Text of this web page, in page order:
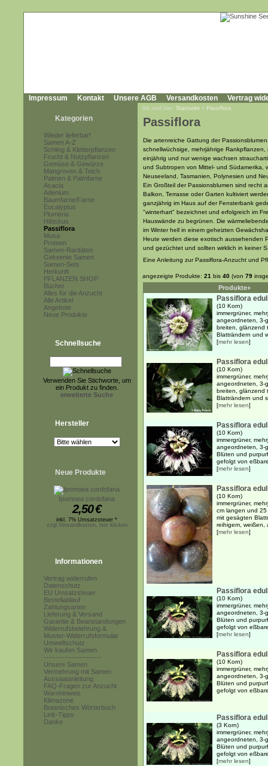
Impressum Kontakt Unsere AGB Versandkosten Vertrag
Kategorien
Wieder lieferbar!
Samen A-Z
Schling & Kletterpflanzen
Frucht & Nutzpflanzen
Gemüse & Gewürze
Mangroven & Teich
Palmen & Palmfarne
Acacia
Adenium
Baumfarne/Farne
Eucalyptus
Plumeria
Hibiskus
Passiflora
Musa
Proteen
Samen-Raritäten
Gekeimte Samen
Samen-Sets
Herkunft
PFLANZEN SHOP
Bücher
Alles für die Anzucht
Alle Artikel
Angebote
Neue Produkte
Schnellsuche
Verwenden Sie Stichworte, um
ein Produkt zu finden.
erweiterte Suche
Hersteller
Neue Produkte
Ipomoea cordofana
2,50€
inkl. 7% Umsatzsteuer *
zzgl.Versandkosten, hier klicken
Informationen
Vertrag widerrufen
Datenschutz
EU Umsatzsteuer
Bestellablauf
Zahlungsarten
Lieferung & Versand
Garantie & Beanstandungen
Widerrufsbelehrung &
Muster-Widerrufsformular
Umweltschutz
Wir kaufen Samen
------------------------
Unsere Samen
Vermehrung mit Samen
Aussaatanleitung
FAQ-Fragen zur Anzucht
Warnhinweis
Klimazone
Botanisches Wörterbuch
Link-Tipps
Danke
Sie sind hier: Startseite » Passiflora
Passiflora
Die artenreiche Gattung der
schnellwüchsige, mehrjährige
einjährig und nur wenige wachsen
und Subtropen von Mittel- und Südamerika,
Neuseeland, Tasmanien, Polynesien und
Ein Großteil der Passionsblumen sind recht
Balkon, Terrasse oder Garten kultiviert
ganzjährig im Haus auf der Fensterbank
"winterhart" bezeichnet und erfolgreich im
Hauswände zu begrünen. Die
im Winter hell in einem geheizten
Heute werden diese exotisch aussehenden
und gezüchtet und sollten wirklich in keiner
Eine Anleitung zur Passiflora-Anzucht und
angezeigte Produkte: 21 bis 40 (von 79
Produkte+
Passiflora
(10 Korn)
immergrüner,
angeordneten, 3-
breiten, glänzend
Blatträndern und
[mehr lesen]
Passiflora
(10 Korn)
immergrüner,
angeordneten, 3-
breiten, glänzend
Blatträndern und
[mehr lesen]
Passiflora
(10 Korn)
immergrüner,
angeordneten, 3-
Blüten und
gefolgt von
[mehr lesen]
Passiflora
(10 Korn)
immergrüner,
cm langen und
mit gesägten
reihigem, weißen,
[mehr lesen]
Passiflora
(10 Korn)
immergrüner,
angeordneten, 3-
Blüten und
gefolgt von
[mehr lesen]
Passiflora
(10 Korn)
immergrüner,
angeordneten, 3-
Blüten und
gefolgt von
Passiflora
(3 Korn)
immergrüner,
angeordneten, 3-
Blüten und
gefolgt von
[mehr lesen]